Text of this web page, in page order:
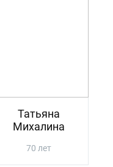
Татьяна
Михалина
70 лет